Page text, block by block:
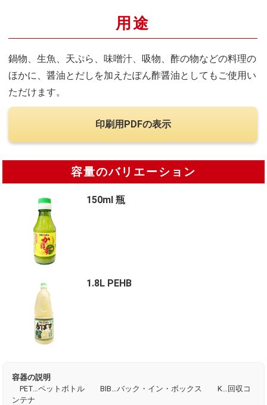
用途
鍋物、生魚、天ぷら、味噌汁、吸物、酢の物などの料理の
ほかに、醤油とだしを加えたぽん酢醤油としてもご使用い
ただけます。
印刷用PDFの表示
容量のバリエーション
150ml 瓶
1.8L PEHB
容器の説明
PET…ペットボトル BIB…バック・イン・ボックス K…回収コ
ンテナ